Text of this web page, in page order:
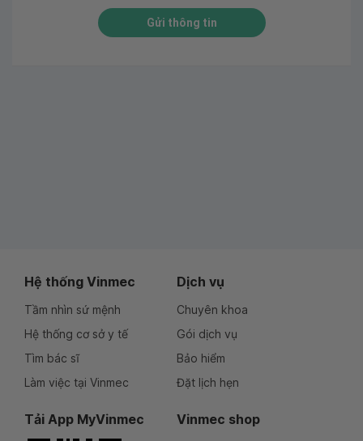
Gửi thông tin
Hệ thống Vinmec
Tầm nhìn sứ mệnh
Hệ thống cơ sở y tế
Tìm bác sĩ
Làm việc tại Vinmec
Dịch vụ
Chuyên khoa
Gói dịch vụ
Bảo hiểm
Đặt lịch hẹn
Tải App MyVinmec Vinmec shop